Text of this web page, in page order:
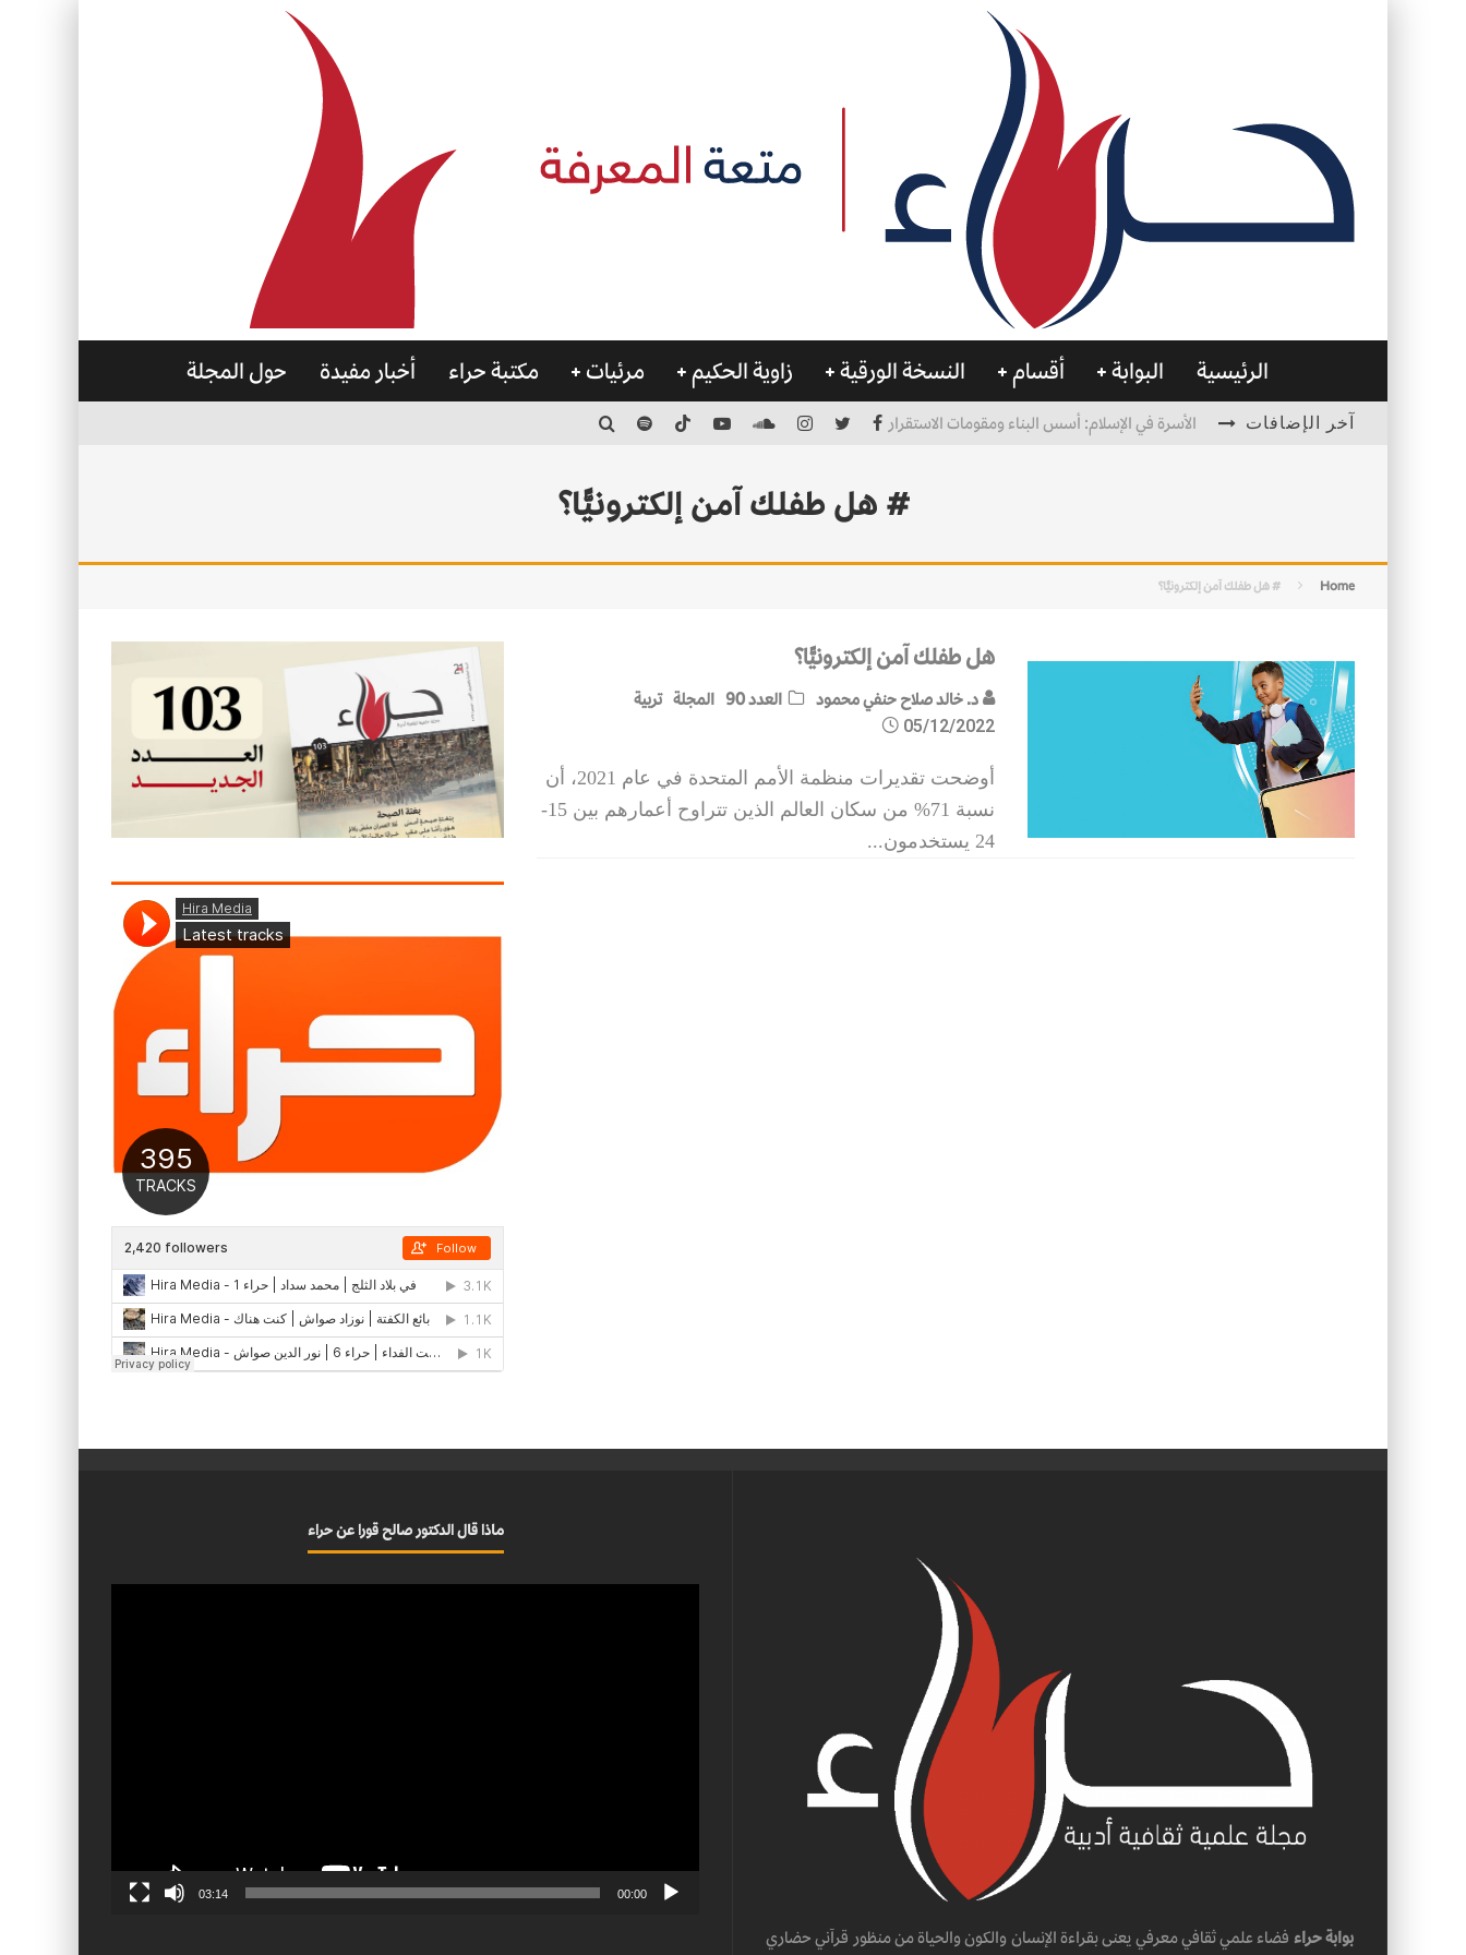
الرئيسية البوابة أقسام النسخة الورقية زاوية الحكيم مرئيات مكتبة حراء أخبار مفيدة حول المجلة
آخر الإضافات الأسرة في الإسلام: أسس البناء ومقومات الاستقرار
# هل طفلك آمن إلكترونيًّا؟
Home # هل طفلك آمن إلكترونيًّا؟
هل طفلك آمن إلكترونيًّا؟
د. خالد صلاح حنفي محمود العدد 90 المجلة تربية
05/12/2022
أوضحت تقديرات منظمة الأمم المتحدة في عام 2021، أن
نسبة 71% من سكان العالم الذين تتراوح أعمارهم بين 15-
24 يستخدمون
...
بوابة حراء فضاء علمي ثقافي معرفي يعنى بقراءة الإنسان والكون والحياة من منظور قرآني حضاري
ماذا قال الدكتور صالح قورا عن حراء
00:00
03:14